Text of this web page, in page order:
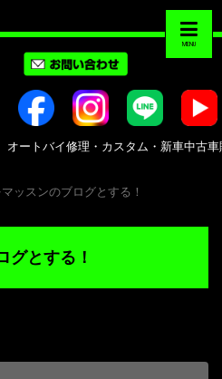
MENU
オートバイ修理・カスタム・新車中古車
ッスンのブログとする！
グとする！